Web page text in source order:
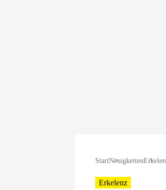
StartNeuigkeiten
Erkelenz